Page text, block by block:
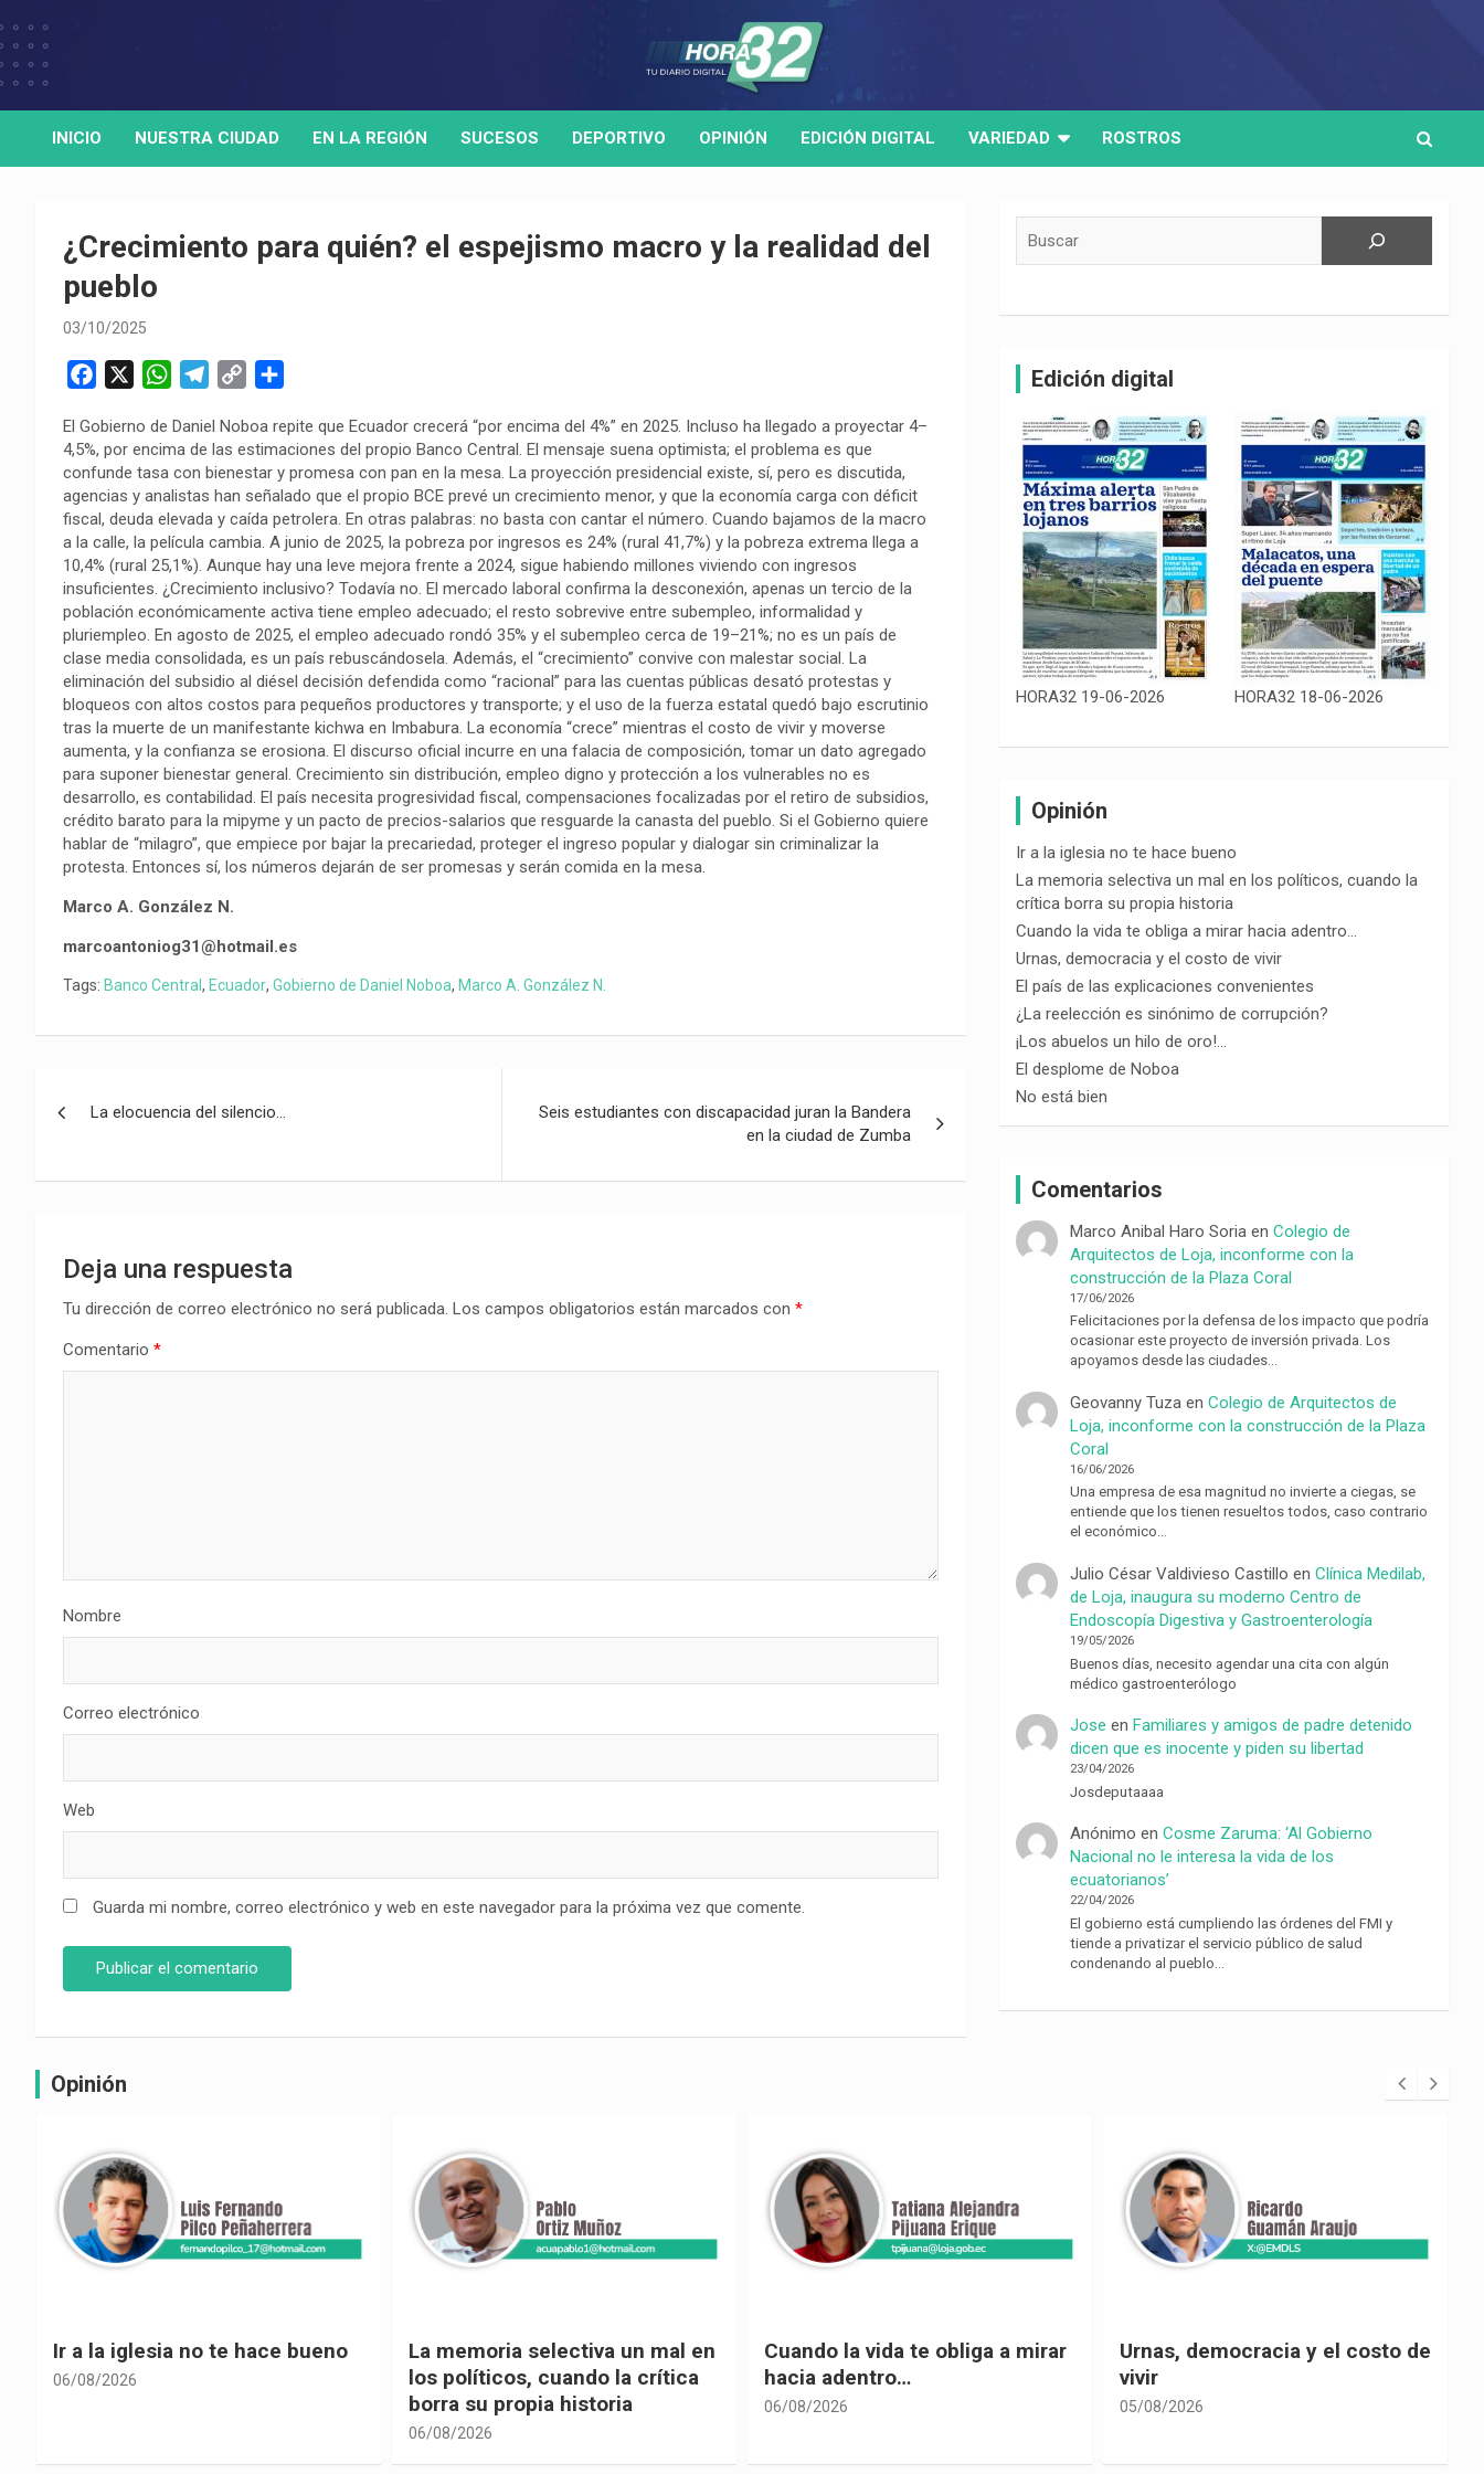
to
HORA32
Medio de comunicación digital
INICIO NUESTRA CIUDAD EN LA REGIÓN SUCESOS DEPORTIVO OPINIÓN EDICIÓN DIGITAL VARIEDAD ROSTROS
¿Crecimiento para quién? el espejismo macro y la realidad del
pueblo
03/10/2025
c
e
b
o
o
k
W
a
t
s
A
p
p
l
e
g
r
a
m
p
y
L
i
n
k
m
p
a
r
t
i
r
El Gobierno de Daniel Noboa repite que Ecuador crecerá “por encima del 4%” en 2025. Incluso ha llegado a proyectar 4–
4,5%, por encima de las estimaciones del propio Banco Central. El mensaje suena optimista; el problema es que
confunde tasa con bienestar y promesa con pan en la mesa. La proyección presidencial existe, sí, pero es discutida,
agencias y analistas han señalado que el propio BCE prevé un crecimiento menor, y que la economía carga con déficit
fiscal, deuda elevada y caída petrolera. En otras palabras: no basta con cantar el número. Cuando bajamos de la macro
a la calle, la película cambia. A junio de 2025, la pobreza por ingresos es 24% (rural 41,7%) y la pobreza extrema llega a
10,4% (rural 25,1%). Aunque hay una leve mejora frente a 2024, sigue habiendo millones viviendo con ingresos
insuficientes. ¿Crecimiento inclusivo? Todavía no. El mercado laboral confirma la desconexión, apenas un tercio de la
población económicamente activa tiene empleo adecuado; el resto sobrevive entre subempleo, informalidad y
pluriempleo. En agosto de 2025, el empleo adecuado rondó 35% y el subempleo cerca de 19–21%; no es un país de
clase media consolidada, es un país rebuscándosela. Además, el “crecimiento” convive con malestar social. La
eliminación del subsidio al diésel decisión defendida como “racional” para las cuentas públicas desató protestas y
bloqueos con altos costos para pequeños productores y transporte; y el uso de la fuerza estatal quedó bajo escrutinio
tras la muerte de un manifestante kichwa en Imbabura. La economía “crece” mientras el costo de vivir y moverse
aumenta, y la confianza se erosiona. El discurso oficial incurre en una falacia de composición, tomar un dato agregado
para suponer bienestar general. Crecimiento sin distribución, empleo digno y protección a los vulnerables no es
desarrollo, es contabilidad. El país necesita progresividad fiscal, compensaciones focalizadas por el retiro de subsidios,
crédito barato para la mipyme y un pacto de precios-salarios que resguarde la canasta del pueblo. Si el Gobierno quiere
hablar de “milagro”, que empiece por bajar la precariedad, proteger el ingreso popular y dialogar sin criminalizar la
protesta. Entonces sí, los números dejarán de ser promesas y serán comida en la mesa.
Marco A. González N.
marcoantoniog31@hotmail.es
Tags: Banco Central , Ecuador, Gobierno de Daniel Noboa, Marco A. González N.
entradas
La elocuencia del silencio…
Seis estudiantes con discapacidad juran la Bandera
en la ciudad de Zumba
Deja una respuesta
Tu dirección de correo electrónico no será publicada. Los campos obligatorios están marcados con *
Comentario *
Nombre
Correo electrónico
Web
Guarda mi nombre, correo electrónico y web en este navegador para la próxima vez que comente.
Edición digital
HORA32 19-06-2026 HORA32 18-06-2026
Opinión
Ir a la iglesia no te hace bueno
La memoria selectiva un mal en los políticos, cuando la
crítica borra su propia historia
Cuando la vida te obliga a mirar hacia adentro…
Urnas, democracia y el costo de vivir
El país de las explicaciones convenientes
¿La reelección es sinónimo de corrupción?
¡Los abuelos un hilo de oro!…
El desplome de Noboa
No está bien
Comentarios
Marco Anibal Haro Soria enColegio de
Arquitectos de Loja, inconforme con la
construcción de la Plaza Coral
17/06/2026
Felicitaciones por la defensa de los impacto que podría
ocasionar este proyecto de inversión privada. Los
apoyamos desde las ciudades…
Geovanny Tuza enColegio de Arquitectos de
Loja, inconforme con la construcción de la Plaza
Coral
16/06/2026
Una empresa de esa magnitud no invierte a ciegas, se
entiende que los tienen resueltos todos, caso contrario
el económico…
Julio César Valdivieso Castillo enClínica Medilab,
de Loja, inaugura su moderno Centro de
Endoscopía Digestiva y Gastroenterología
19/05/2026
Buenos días, necesito agendar una cita con algún
médico gastroenterólogo
Jose enFamiliares y amigos de padre detenido
dicen que es inocente y piden su libertad
23/04/2026
Josdeputaaaa
Anónimo enCosme Zaruma: ‘Al Gobierno
Nacional no le interesa la vida de los
ecuatorianos’
22/04/2026
El gobierno está cumpliendo las órdenes del FMI y
tiende a privatizar el servicio público de salud
condenando al pueblo…
Opinión
La memoria selectiva un mal en
los políticos, cuando la crítica
Cuando la vida te obliga a mirar
hacia adentro…
06/08/2026
Urnas, democracia y el costo de
vivir
05/08/2026
El país de las explicaciones
convenientes
05/08/2026